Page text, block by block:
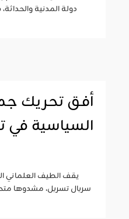
دولة المدنية
أفق تحريك
السياسية
يقف الطيف العلماني
سربال تسربل، مشدوها